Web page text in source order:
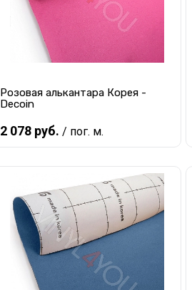
Розовая алькантара Корея -
Decoin
2 078 руб. / пог. м.
Купить в 1 клик К сравнению
В избранное Под заказ